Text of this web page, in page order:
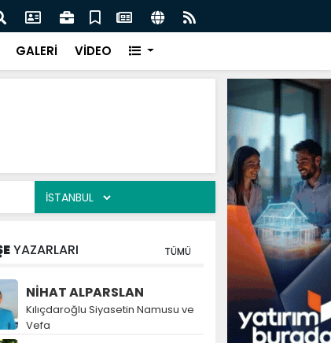
İlkadım’da Gönüllere Dokunuyoruz
GALERİ VİDEO
YAZARLARI TÜMÜ
NİHAT ALPARSLAN
Kılıçdaroğlu Siyasetin Namusu ve
Vefa